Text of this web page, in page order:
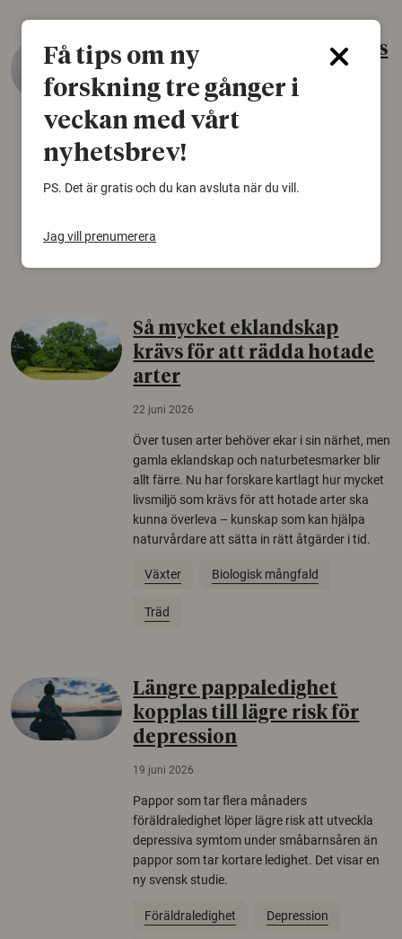
Gammalt skinn var Sveriges
äldsta sko
22 juni 2026
björnfäll visar sig vara delar av en 2000 år
skomode och beskrivs som mycket ovanligt i
Så mycket eklandskap
krävs för att rädda hotade
arter
22 juni 2026
Över tusen arter behöver ekar i sin närhet, men
gamla eklandskap och naturbetesmarker blir
allt färre. Nu har forskare kartlagt hur mycket
livsmiljö som krävs för att hotade arter ska
kunna överleva – kunskap som kan hjälpa
naturvårdare att sätta in rätt åtgärder i tid.
Växter Biologisk mångfald
Träd
Längre pappaledighet
kopplas till lägre risk för
depression
19 juni 2026
Pappor som tar flera månaders
föräldraledighet löper lägre risk att utveckla
depressiva symtom under småbarnsåren än
pappor som tar kortare ledighet. Det visar en
ny svensk studie.
Föräldraledighet Depression
Få tips om ny
forskning tre gånger i
veckan med vårt
nyhetsbrev!
PS. Det är gratis och du kan avsluta när du vill.
Jag vill prenumerera